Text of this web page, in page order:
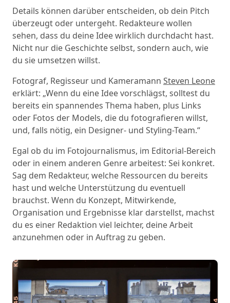
Details können darüber entscheiden, ob dein Pitch
überzeugt oder untergeht. Redakteure wollen
sehen, dass du deine Idee wirklich durchdacht hast.
Nicht nur die Geschichte selbst, sondern auch, wie
du sie umsetzen willst.
Fotograf, Regisseur und Kameramann Steven Leone
erklärt: „Wenn du eine Idee vorschlägst, solltest du
bereits ein spannendes Thema haben, plus Links
oder Fotos der Models, die du fotografieren willst,
und, falls nötig, ein Designer- und Styling-Team.“
Egal ob du im Fotojournalismus, im Editorial-Bereich
oder in einem anderen Genre arbeitest: Sei konkret.
Sag dem Redakteur, welche Ressourcen du bereits
hast und welche Unterstützung du eventuell
brauchst. Wenn du Konzept, Mitwirkende,
Organisation und Ergebnisse klar darstellst, machst
du es einer Redaktion viel leichter, deine Arbeit
anzunehmen oder in Auftrag zu geben.